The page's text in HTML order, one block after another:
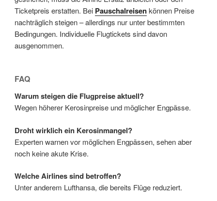
Ticketpreis erstatten. Bei Pauschalreisenkönnen Preise
nachträglich steigen – allerdings nur unter bestimmten
Bedingungen. Individuelle Flugtickets sind davon
ausgenommen.
FAQ
Warum steigen die Flugpreise aktuell?
Wegen höherer Kerosinpreise und möglicher Engpässe.
Droht wirklich ein Kerosinmangel?
Experten warnen vor möglichen Engpässen, sehen aber
noch keine akute Krise.
Welche Airlines sind betroffen?
Unter anderem Lufthansa, die bereits Flüge reduziert.